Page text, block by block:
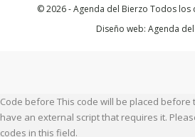
© 2026 - Agenda del Bierzo Todos los
Diseño web: Agenda
Code before This code will be placed before
have an external script that requires it.
codes in this field.